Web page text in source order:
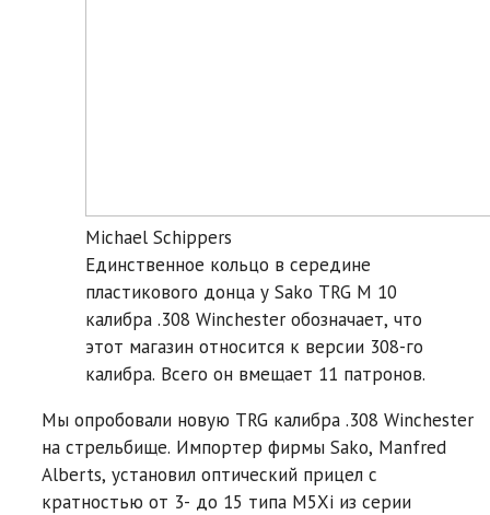
Michael Schippers
Единственное кольцо в середине
пластикового донца у Sako TRG M 10
калибра .308 Winchester обозначает, что
этот магазин относится к версии 308-го
калибра. Всего он вмещает 11 патронов.
Мы опробовали новую TRG калибра .308 Winchester
на стрельбище. Импортер фирмы Sako, Manfred
Alberts, установил оптический прицел с
кратностью от 3- до 15 типа M5Xi из серии